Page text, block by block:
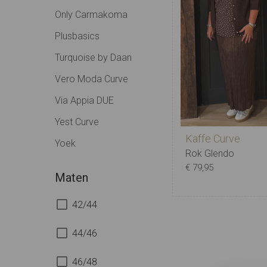
Only Carmakoma
Plusbasics
Turquoise by Daan
Vero Moda Curve
Via Appia DUE
Yest Curve
Yoek
Maten
42/44
44/46
46/48
Kaffe Curve
Rok Glendo
€ 79,95